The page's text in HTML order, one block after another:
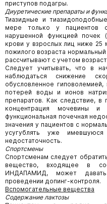
приступов подагры.
Диуретические препараты и
Тиазидные и
мере только у пациентов с
нарушенной функцией почек
крови у взрослых лиц ниже 25
пожилого возраста
рассчитывают с учетом
Следует учитывать, что в
наблюдаться снижение
обусловленное
потерей воды и ионов
препаратов. Как следствие, в
концентрация мочевины и
функциональная почечная
значения у пациентов с
усугублять уже
недостаточность.
Спортсмены
Спортсменам следует
вещество, входящее в
ИНДАПАМИД, может давать
проведении допинг-контроля.
Вспомогательные вещества
Содержание лактозы